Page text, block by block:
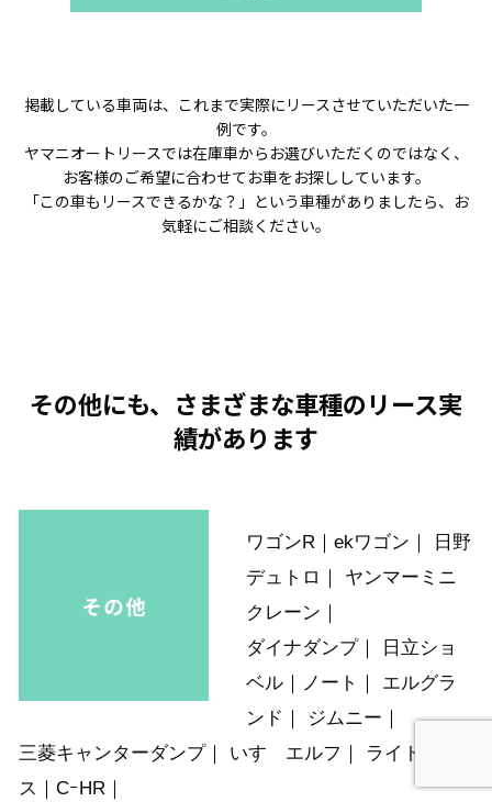
掲載している車両は、これまで実際にリースさせていただいた一
例です。
ヤマニオートリースでは在庫車からお選びいただくのではなく、
お客様のご希望に合わせてお車をお探ししています。
「この車もリースできるかな？」という車種がありましたら、お
気軽にご相談ください。
その他にも、さまざまな車種のリース実
績があります
ワゴンR｜ekワゴン｜ 日野
デュトロ｜ ヤンマーミニ
クレーン｜
ダイナダンプ｜ 日立ショ
ベル｜
ノート｜ エルグラ
ンド｜ ジムニー｜
三菱キャンターダンプ｜ いすゞエルフ｜ ライトエー
ス｜CｰHR｜